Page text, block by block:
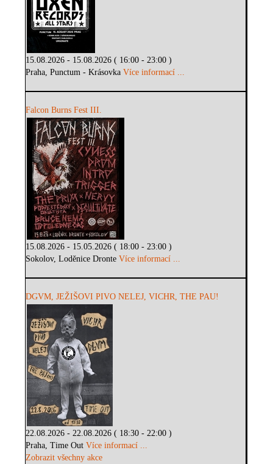
15.08.2026 - 15.08.2026 ( 16:00 - 23:00 )
Praha, Punctum - KrásovkaVíce informací ...
Falcon Burns Fest III.
15.08.2026 - 15.05.2026 ( 18:00 - 23:00 )
Sokolov, Loděnice DronteVíce informací ...
DGVM, JEŽIŠOVI PIVO NELEJ, VICHR, THE PAU!
22.08.2026 - 22.08.2026 ( 18:30 - 22:00 )
Praha, Time OutVíce informací ...
Zobrazit všechny akce